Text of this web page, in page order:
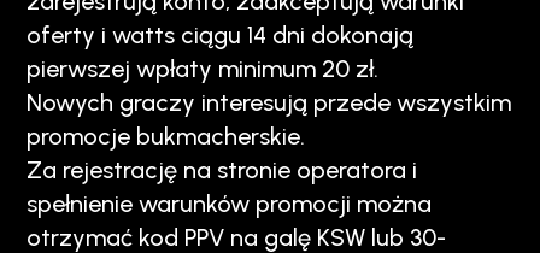
oferty i watts ciągu 14 dni dokonają
pierwszej wpłaty minimum 20 zł.
Nowych graczy interesują przede wszystkim
promocje bukmacherskie.
Za rejestrację na stronie operatora i
spełnienie warunków promocji można
otrzymać kod PPV na galę KSW lub 30-